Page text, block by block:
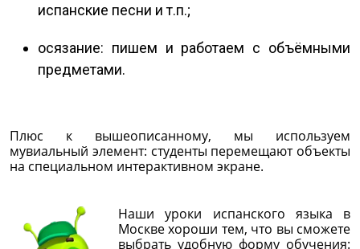
испанские песни и т.п.;
осязание: пишем и работаем с объёмными
предметами.
Плюс к вышеописанному, мы используем
мувиальный элемент: студенты перемещают объекты
на специальном интерактивном экране.
Наши уроки испанского языка в
Москве хороши тем, что вы сможете
выбрать удобную форму обучения: